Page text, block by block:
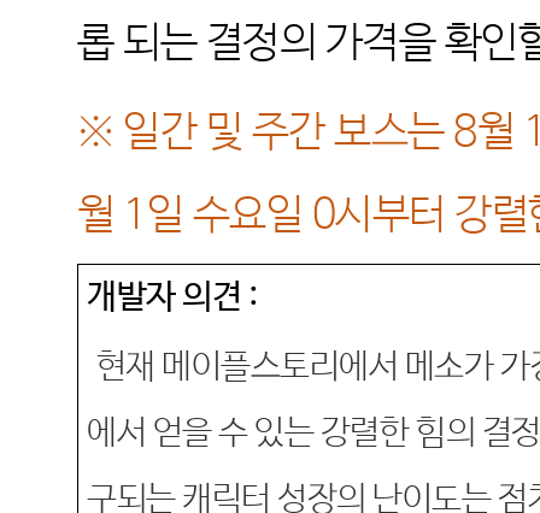
롭 되는 결정의 가격을 확인
※ 일간 및 주간 보스는8월
월 1 일 수요일 0시부터 강
개발자 의견 :
현재 메이플스토리에서 메소가
에서 얻을 수 있는 강렬한 힘의 결
구되는 캐릭터 성장의 난이도는